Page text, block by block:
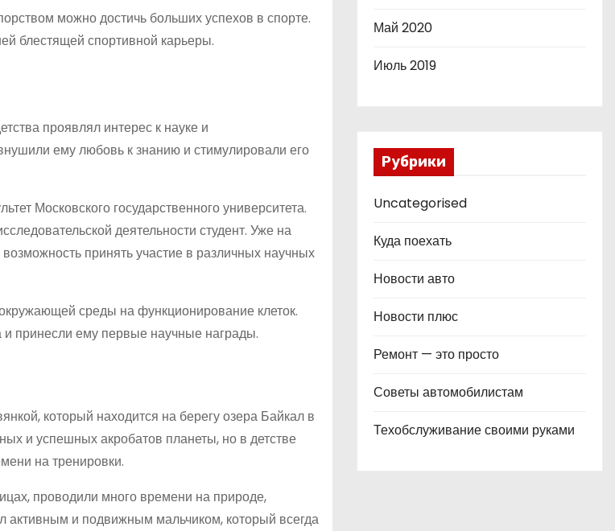
можно достичь больших успехов в спорте.
блестящей спортивной карьеры.
проявлял интерес к науке и
ему любовь к знанию и стимулировали его
Московского государственного университета.
деятельности студент. Уже на
принять участие в различных научных
среды на функционирование клеток.
принесли ему первые научные награды.
который находится на берегу озера Байкал в
и успешных акробатов планеты, но в детстве
на тренировки.
проводили много времени на природе,
активным и подвижным мальчиком, который всегда
Май 2020
Июль 2019
Рубрики
Uncategorised
Куда поехать
Новости авто
Новости плюс
Ремонт — это просто
Советы автомобилистам
Техобслуживание своими руками